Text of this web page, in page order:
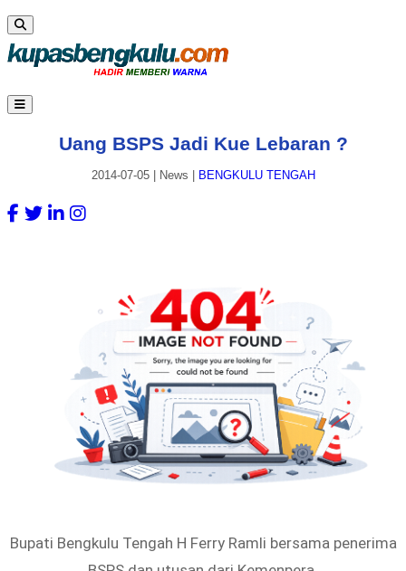
Uang BSPS Jadi Kue Lebaran ?
2014-07-05| News BENGKULU TENGAH
Bupati Bengkulu Tengah H Ferry Ramli bersama penerima